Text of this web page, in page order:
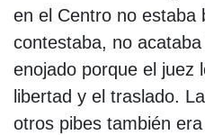
en el Centro no estaba
contestaba, no
enojado porque el juez
libertad y el traslado.
otros pibes también